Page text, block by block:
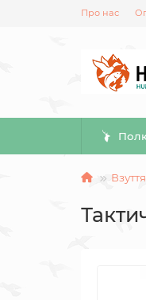
Про нас
Взуття